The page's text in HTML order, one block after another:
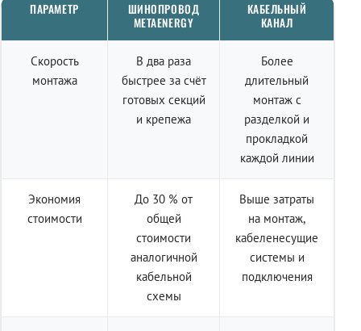
ПАРАМЕТР
ШИНОПРОВОД
METAENERGY
КАБЕЛЬНЫЙ
КАНАЛ
Скорость
монтажа
В два раза
быстрее за счёт
готовых секций
и крепежа
Более
длительный
монтаж с
разделкой и
прокладкой
каждой линии
Экономия
стоимости
До 30 % от
общей
стоимости
аналогичной
кабельной
схемы
Выше затраты
на монтаж,
кабеленесущие
системы и
подключения